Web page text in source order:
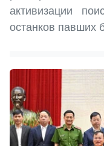
активизации
останков павших